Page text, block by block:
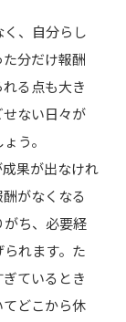
、自分らし
分だけ報酬
る点も大き
ない日々が
う。
果が出なけれ
がなくなる
がち、必要経
れます。た
ているとき
どこから休